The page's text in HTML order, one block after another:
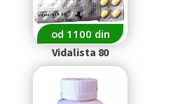
od 1100 din
Vidalista 80